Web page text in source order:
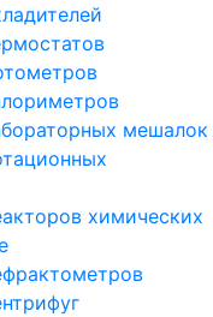
мешалок
химических